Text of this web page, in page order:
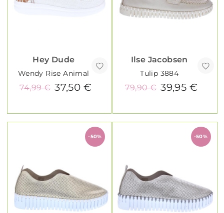
Hey Dude
Wendy Rise Animal
37,50 €
74,99 €
Ilse Jacobsen
Tulip 3884
39,95 €
79,90 €
-50% -50%